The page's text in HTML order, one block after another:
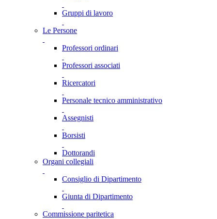
Gruppi di lavoro
Le Persone
Professori ordinari
Professori associati
Ricercatori
Personale tecnico amministrativo
Assegnisti
Borsisti
Dottorandi
Organi collegiali
Consiglio di Dipartimento
Giunta di Dipartimento
Commissione paritetica